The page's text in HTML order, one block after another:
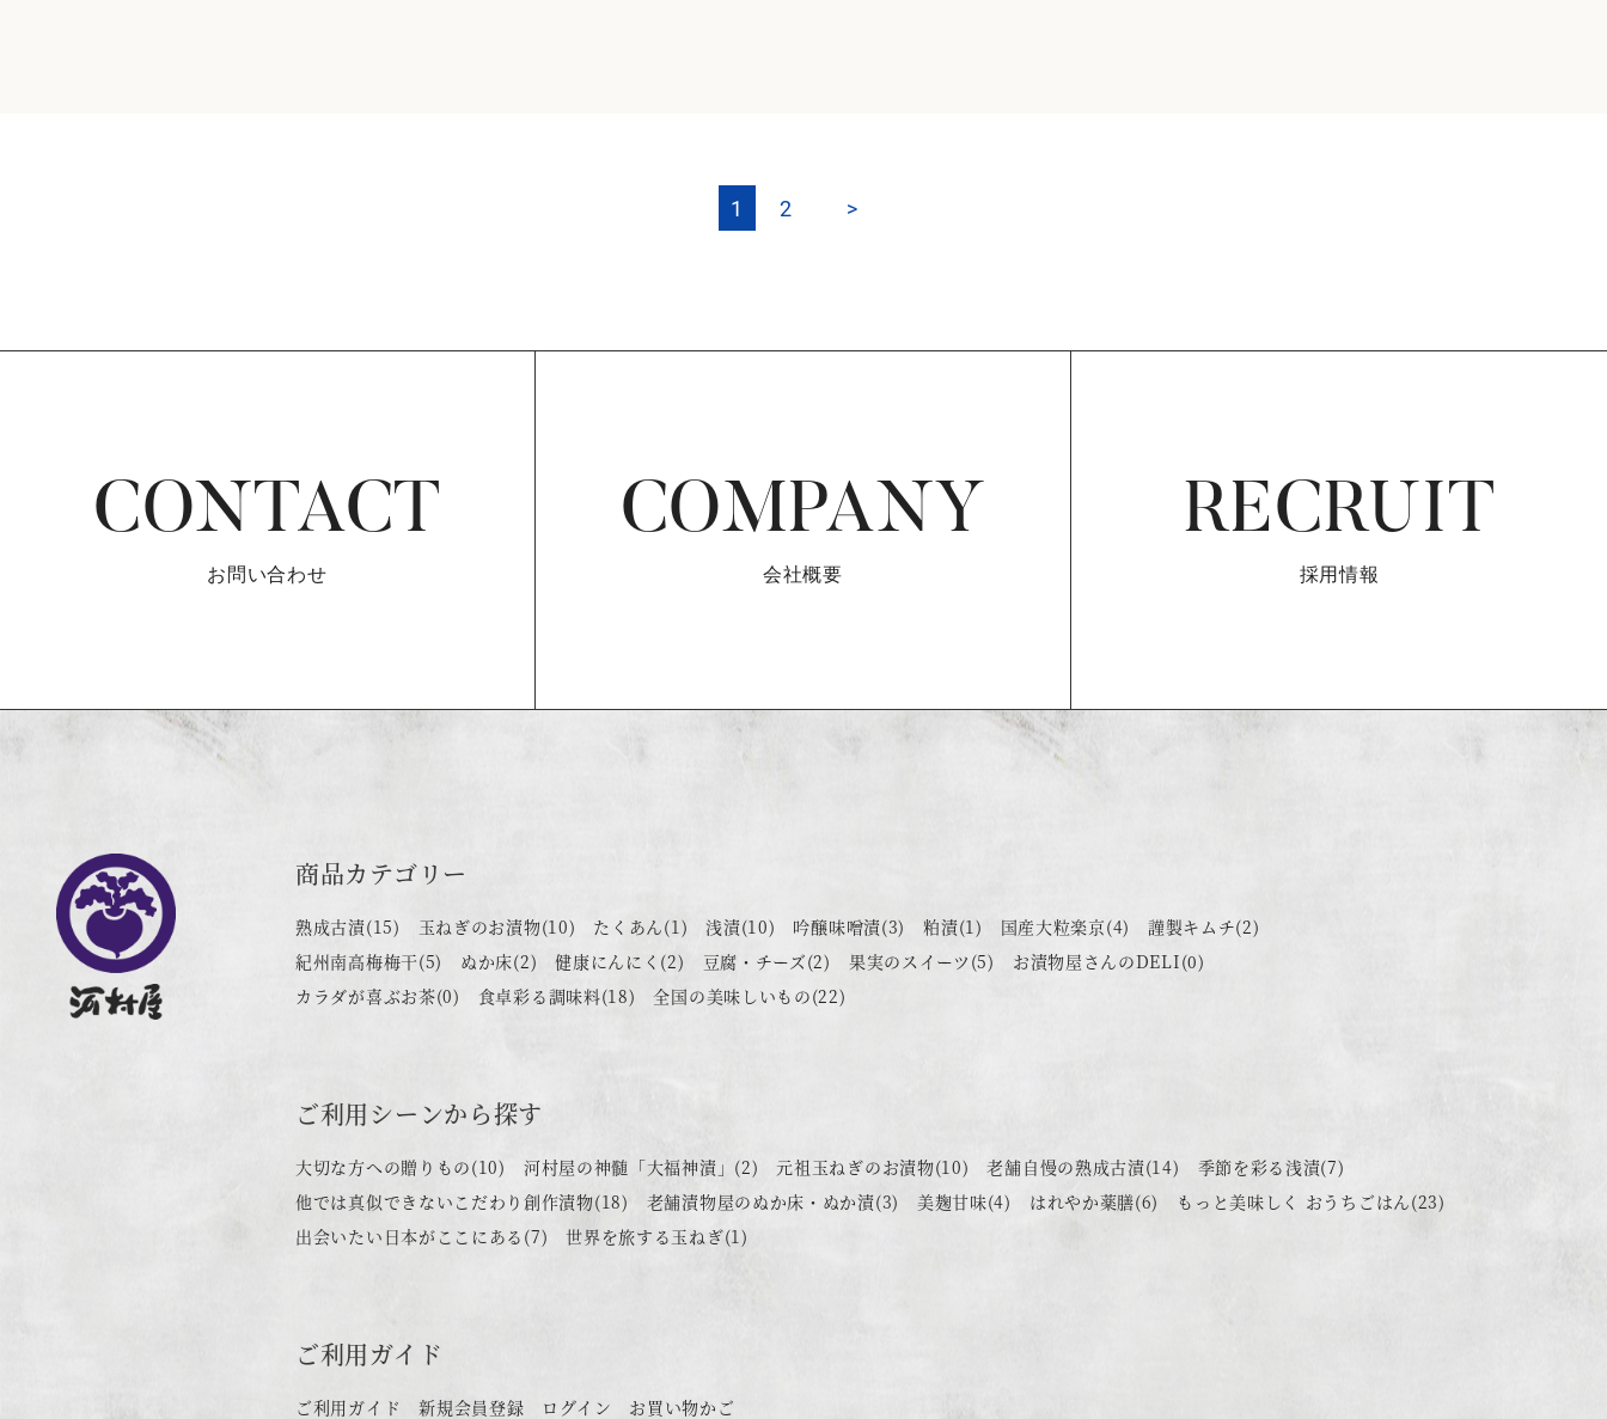
1 2 >
CONTACT
お問い合わせ
COMPANY
会社概要
RECRUIT
採用情報
商品カテゴリー
熟成古漬(15) 玉ねぎのお漬物(10) たくあん(1) 浅漬(10) 吟醸味噌漬(3) 粕漬(1) 国産大粒楽京(4) 謹製キムチ(2)
紀州南高梅梅干(5) ぬか床(2) 健康にんにく (2) 豆腐・チーズ(2) 果実のスイーツ (5) お漬物屋さんのDELI(0)
カラダが喜ぶお茶(0) 食卓彩る調味料(18) 全国の美味しいもの(22)
ご利用シーンから探す
大切な方への贈りもの(10) 河村屋の神髄「大福神漬」 (2) 元祖玉ねぎのお漬物(10) 老舗自慢の熟成古漬(14) 季節を彩る浅漬(7)
他では真似できないこだわり創作漬物(18) 老舗漬物屋のぬか床・ぬか漬(3) 美麹甘味(4) はれやか薬膳(6) もっと美味しく おうちごはん(23)
出会いたい日本がここにある (7) 世界を旅する玉ねぎ(1)
ご利用ガイド
ご利用ガイド 新規会員登録 ログイン お買い物かご